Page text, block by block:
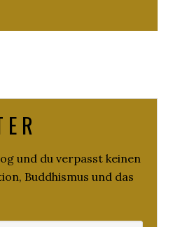
E R
und du verpasst keinen
Buddhismus und das